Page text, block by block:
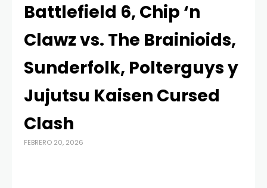
Battlefield 6, Chip ‘n
Clawz vs. The Brainioids,
Sunderfolk, Polterguys y
Jujutsu Kaisen Cursed
Clash
FEBRERO 20, 2026